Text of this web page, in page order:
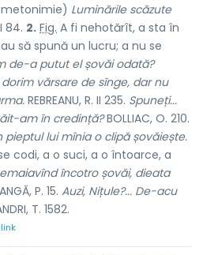
metonimie) Luminările scăzute
84. 2. Fig. A fi nehotărît, a sta în
să spună un lucru; a nu se
de-a putut el șovăi odată?
dorim vărsare de sînge, dar nu
REBREANU, R. II 235. Spuneți...
am în credință?BOLLIAC, O. 210.
pieptul lui mînia o clipă șovăiește.
codi, a o suci, a o întoarce, a
încotro șovăi, dieata
P. 15. Auzi, Nițule?... De-acu
T. 1582.